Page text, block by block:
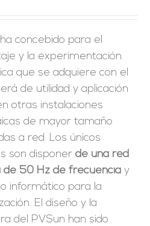
concebido para el
y la experimentación.
que se adquiere con el
de utilidad y aplicación
otras instalaciones
de mayor tamaño
a red. Los únicos
son disponerde una red
de 50 Hz de frecuencia y
informático para la
El diseño y la
del PVSun han sido